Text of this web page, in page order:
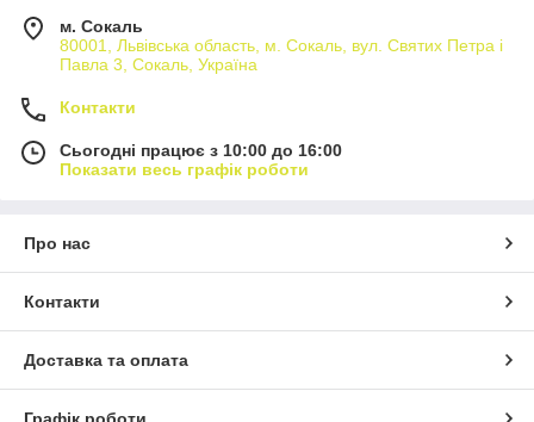
м. Сокаль
80001, Львівська область, м. Сокаль, вул. Святих Петра і
Павла 3, Сокаль, Україна
Контакти
Сьогодні працює з 10:00 до 16:00
Показати весь графік роботи
Про нас
Контакти
Доставка та оплата